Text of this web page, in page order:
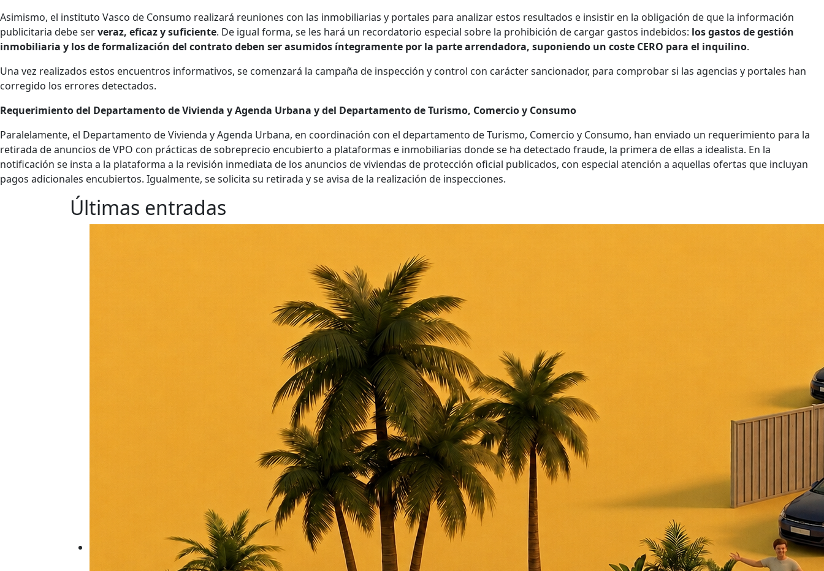
Asimismo, el instituto Vasco de Consumo realizará reuniones con las inmobiliarias y portales para analizar estos resultados e insistir en la obligación de que la información
publicitaria debe serveraz, eficaz y suficiente. De igual forma, se les hará un recordatorio especial sobre la prohibición de cargar gastos indebidos: los gastos de gestión
inmobiliaria y los de formalización del contrato deben ser asumidos íntegramente por la parte arrendadora, suponiendo un coste CERO para el inquilino.
Una vez realizados estos encuentros informativos, se comenzará la campaña de inspección y control con carácter sancionador, para comprobar si las agencias y portales han
corregido los errores detectados.
Requerimiento del Departamento de Vivienda y Agenda Urbana y del Departamento de Turismo, Comercio y Consumo
Paralelamente, el Departamento de Vivienda y Agenda Urbana, en coordinación con el departamento de Turismo, Comercio y Consumo, han enviado un requerimiento para la
retirada de anuncios de VPO con prácticas de sobreprecio encubierto a plataformas e inmobiliarias donde se ha detectado fraude, la primera de ellas a idealista. En la
notificación se insta a la plataforma a la revisión inmediata de los anuncios de viviendas de protección oficial publicados, con especial atención a aquellas ofertas que incluyan
pagos adicionales encubiertos. Igualmente, se solicita su retirada y se avisa de la realización de inspecciones.
Últimas entradas